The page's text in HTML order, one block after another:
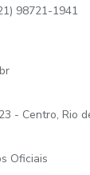
98721-1941
- Centro, Rio
Oficiais